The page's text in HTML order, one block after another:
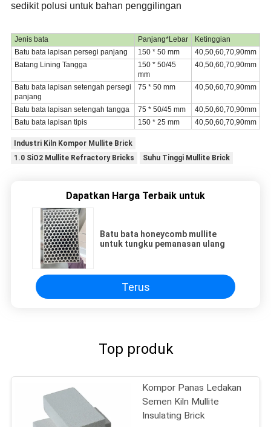
sedikit polusi untuk bahan penggilingan
Jenis bata Panjang*Lebar
Ketinggian
Batu bata lapisan persegi panjang
150 * 50 mm
40,50,60,70,90mm
Batang Lining Tangga
150 * 50/45
mm
40,50,60,70,90mm
Batu bata lapisan setengah persegi
panjang
75 * 50 mm 40,50,60,70,90mm
Batu bata lapisan setengah tangga 75 * 50/45 mm
40,50,60,70,90mm
Batu bata lapisan tipis
150 * 25 mm 40,50,60,70,90mm
Industri Kiln Kompor Mullite Brick
1.0 SiO2 Mullite Refractory Bricks
Suhu Tinggi Mullite Brick
Dapatkan Harga Terbaik untuk
Batu bata honeycomb mullite
untuk tungku pemanasan ulang
Terus
Top produk
Kompor Panas Ledakan
Semen Kiln Mullite
Insulating Brick